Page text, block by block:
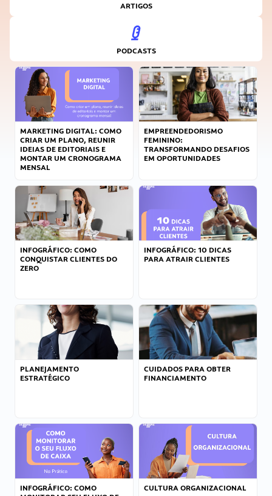
ARTIGOS
PODCASTS
MARKETING DIGITAL: COMO
CRIAR UM PLANO, REUNIR
IDEIAS DE EDITORIAIS E
MONTAR UM CRONOGRAMA
MENSAL
EMPREENDEDORISMO
FEMININO:
TRANSFORMANDO DESAFIOS
EM OPORTUNIDADES
INFOGRÁFICO: COMO
CONQUISTAR CLIENTES DO
ZERO
INFOGRÁFICO: 10 DICAS
PARA ATRAIR CLIENTES
PLANEJAMENTO
ESTRATÉGICO
CUIDADOS PARA OBTER
FINANCIAMENTO
INFOGRÁFICO: COMO
CULTURA ORGANIZACIONAL